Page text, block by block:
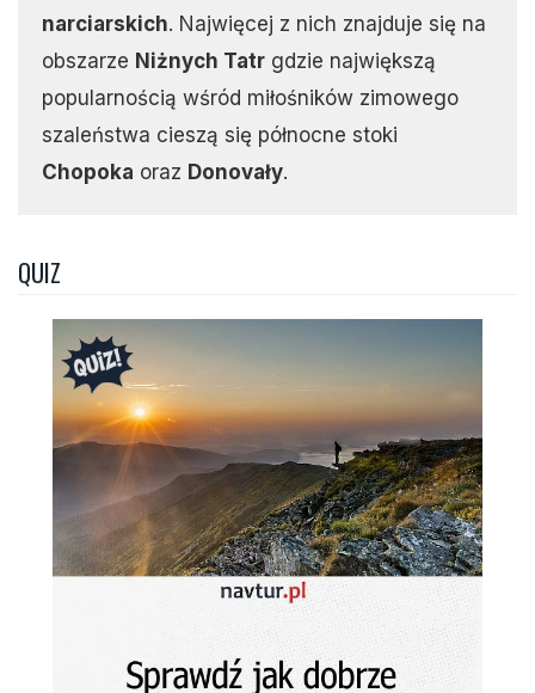
narciarskich. Najwięcej z nich znajduje się na
obszarze Niżnych Tatr gdzie największą
popularnością wśród miłośników zimowego
szaleństwa cieszą się północne stoki
Chopoka oraz Donovały.
QUIZ